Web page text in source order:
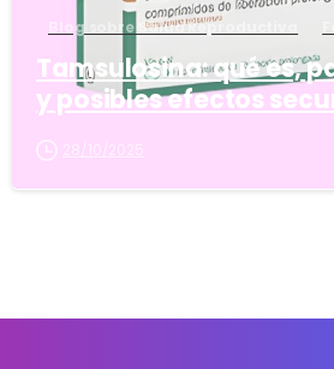
Blog sobre Salud Reproductiva
Tamsulosina: qué es,
y posibles efectos
28/10/2025